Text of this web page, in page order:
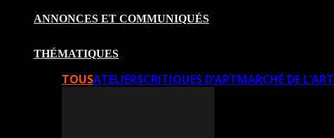
ANNONCES ET COMMUNIQUÉS
THÉMATIQUES
TOUSATELIERSCRITIQUES D’ARTMARCHÉ DE L’ART